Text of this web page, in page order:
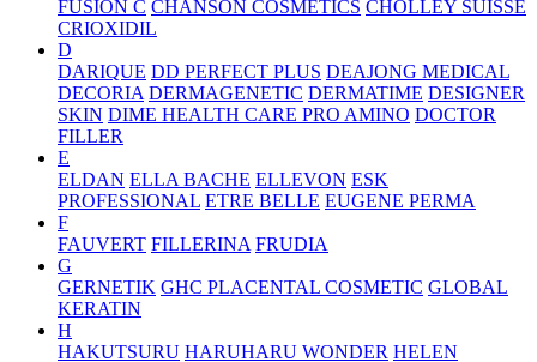
FUSION C CHANSON COSMETICS CHOLLEY SUISSE
CRIOXIDIL
D
DARIQUE DD PERFECT PLUS DEAJONG MEDICAL
DECORIA DERMAGENETIC DERMATIME DESIGNER
SKIN DIME HEALTH CARE PRO AMINO DOCTOR
FILLER
E
ELDAN ELLA BACHE ELLEVON ESK
PROFESSIONAL ETRE BELLE EUGENE PERMA
F
FAUVERT FILLERINA FRUDIA
G
GERNETIK GHC PLACENTAL COSMETIC GLOBAL
KERATIN
H
HAKUTSURU HARUHARU WONDER HELEN